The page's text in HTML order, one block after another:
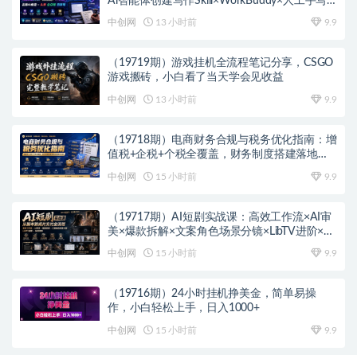
中创网 13 小时前 9.9
（19719期）游戏挂机全流程笔记分享，CSGO
游戏搬砖，小白看了当天学会见收益
中创网 13 小时前 9.9
（19718期）电商财务合规与税务优化指南：增
值税+企税+个税全覆盖，财务制度搭建落地纳
中创网 15 小时前 9.9
（19717期）AI短剧实战课：高效工作流×AI审
美×爆款拆解×文案角色场景分镜×LibTV进阶×站
中创网 15 小时前 9.9
（19716期）24小时挂机挣美金，简单易操
作，小白轻松上手，日入1000+
中创网 15 小时前 9.9